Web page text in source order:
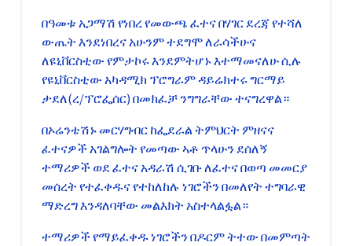
በዓመቱ አጋማሽ የነበረ የመውጫ ፈተና በሃገር ደረጃ የተሻለ
ውጤት እንደነበረና አሁንም ተደግሞ ለራሳችሁና
ለዩኒቨርስቲው የምታኮሩ እንደምትሆኑ እተማመናለሁ ሲሉ
የዩኒቨርስቲው አካዳሚክ ፕሮግራም ዳይሬክተሩ ግርማይ
ታደለ(ረ/ፕሮፌሰር) በመክፈቻ ንግግራቸው ተናግረዋል።
በኦሬንቴሽኑ መርሃግብር ከፌደራል ትምህርት ምዘናና
ፈተናዎች አገልግሎት የመጣው ኣቶ ጥላሁን ደሰለኝ
ተማሪዎች ወደ ፈተና አዳራሽ ሲገቡ ለፈተና በወጣ መመርያ
መሰረት የተፈቀዱና የተከለከሉ ነገሮችን በመለየት ተግባራዊ
ማድረግ እንዳለባቸው መልእክት አስተላልፏል።
ተማሪዎች የማይፈቀዱ ነገሮችን በዶርም ትተው በመምጣት